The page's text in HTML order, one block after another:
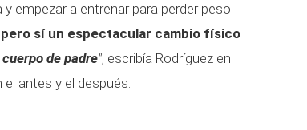
empezar a entrenar para perder peso.
pero sí un espectacular cambio físico
cuerpo de padre", escribía Rodríguez en
antes y el después.